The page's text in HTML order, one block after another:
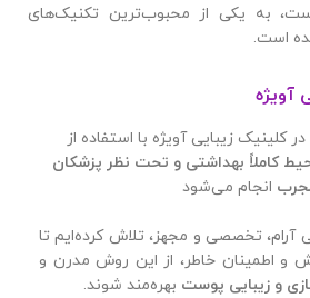
به یکی از محبوب‌ترین تکنیک‌های
است.
آویژه
در کلینیک زیبایی آویژه با استفاده از
کاملاً بهداشتی و تحت نظر پزشکان
انجام می‌شود
آرام، تخصصی و مجهز، تلاش کرده‌ایم تا
و اطمینان خاطر، از این روش مدرن و
و زیبایی پوست بهره‌مند شوند.